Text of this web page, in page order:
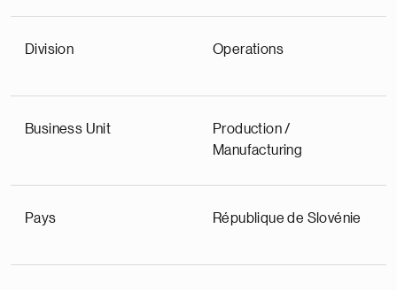
Division Operations
Business Unit
Production /
Manufacturing
Pays République de Slovénie